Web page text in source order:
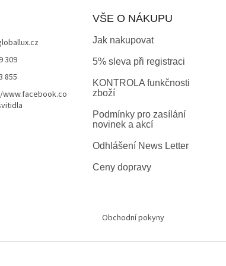
309
855
VŠE O NÁKUPU
Jak nakupovat
5% sleva při registraci
KONTROLA funkčnosti
zboží
Podmínky pro zasílání
novinek a akcí
Odhlášení News Letter
Ceny dopravy
Obchodní pokyny